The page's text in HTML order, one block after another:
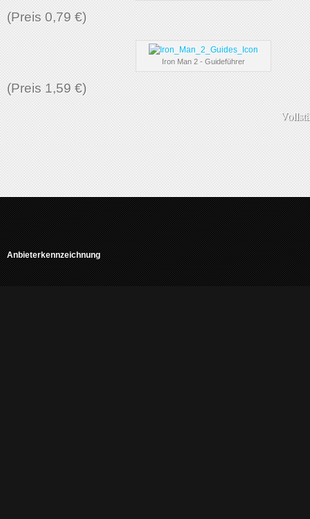
(Preis 0,79 €)
Iron Man 2 - Guideführer
(Preis 1,59 €)
Anbieterkennzeichnung